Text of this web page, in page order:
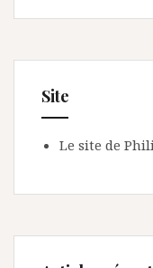
Site
Le site de